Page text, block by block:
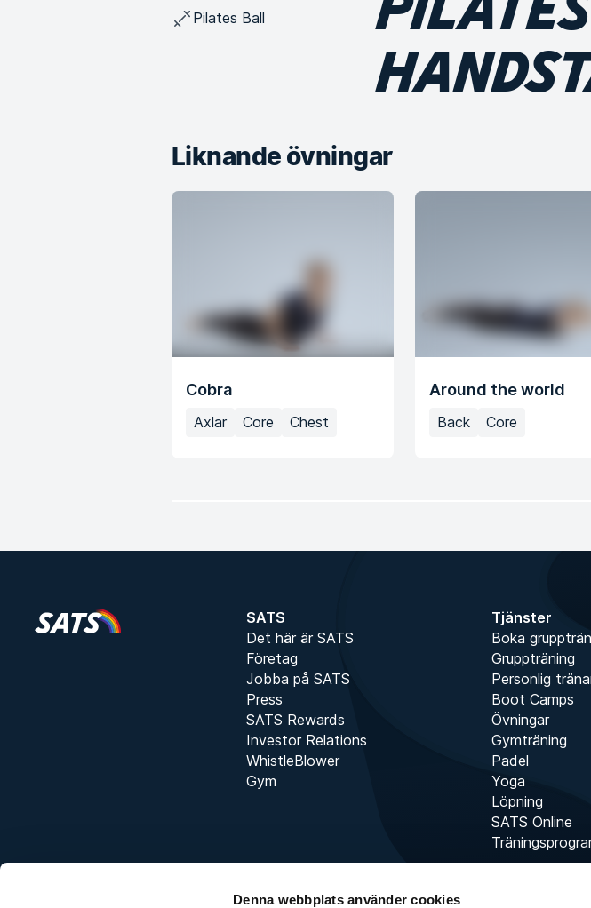
Denna webbplats använder cookies
Pilates Ball
Liknande övningar
Cobra
Axlar Core Chest
Around the world
Back Core
SATS
Det här är SATS
Företag
Jobba på SATS
Press
SATS Rewards
Investor Relations
WhistleBlower
Gym
Tjänster
Boka
Gruppträning
Personlig
Boot Camps
Övningar
Gymträning
Padel
Yoga
Löpning
SATS Online